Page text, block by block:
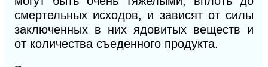
смертельных исходов, и зависят от силы
заключенных в них ядовитых веществ и
от количества съеденного продукта.